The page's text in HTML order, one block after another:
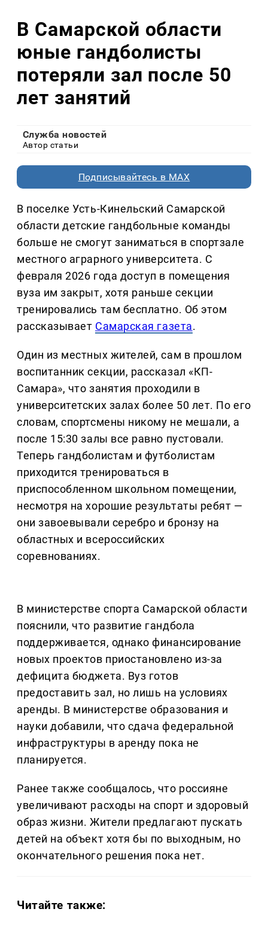
В Самарской области
юные гандболисты
потеряли зал после 50
лет занятий
Служба новостей
Автор статьи
Подписывайтесь в MAX
В поселке Усть-Кинельский Самарской
области детские гандбольные команды
больше не смогут заниматься в спортзале
местного аграрного университета. С
февраля 2026 года доступ в помещения
вуза им закрыт, хотя раньше секции
тренировались там бесплатно. Об этом
рассказывает Самарская газета.
Один из местных жителей, сам в прошлом
воспитанник секции, рассказал «КП-
Самара», что занятия проходили в
университетских залах более 50 лет. По его
словам, спортсмены никому не мешали, а
после 15:30 залы все равно пустовали.
Теперь гандболистам и футболистам
приходится тренироваться в
приспособленном школьном помещении,
несмотря на хорошие результаты ребят —
они завоевывали серебро и бронзу на
областных и всероссийских
соревнованиях.
В министерстве спорта Самарской области
пояснили, что развитие гандбола
поддерживается, однако финансирование
новых проектов приостановлено из-за
дефицита бюджета. Вуз готов
предоставить зал, но лишь на условиях
аренды. В министерстве образования и
науки добавили, что сдача федеральной
инфраструктуры в аренду пока не
планируется.
Ранее также сообщалось, что россияне
увеличивают расходы на спорт и здоровый
образ жизни. Жители предлагают пускать
детей на объект хотя бы по выходным, но
окончательного решения пока нет.
Читайте также: